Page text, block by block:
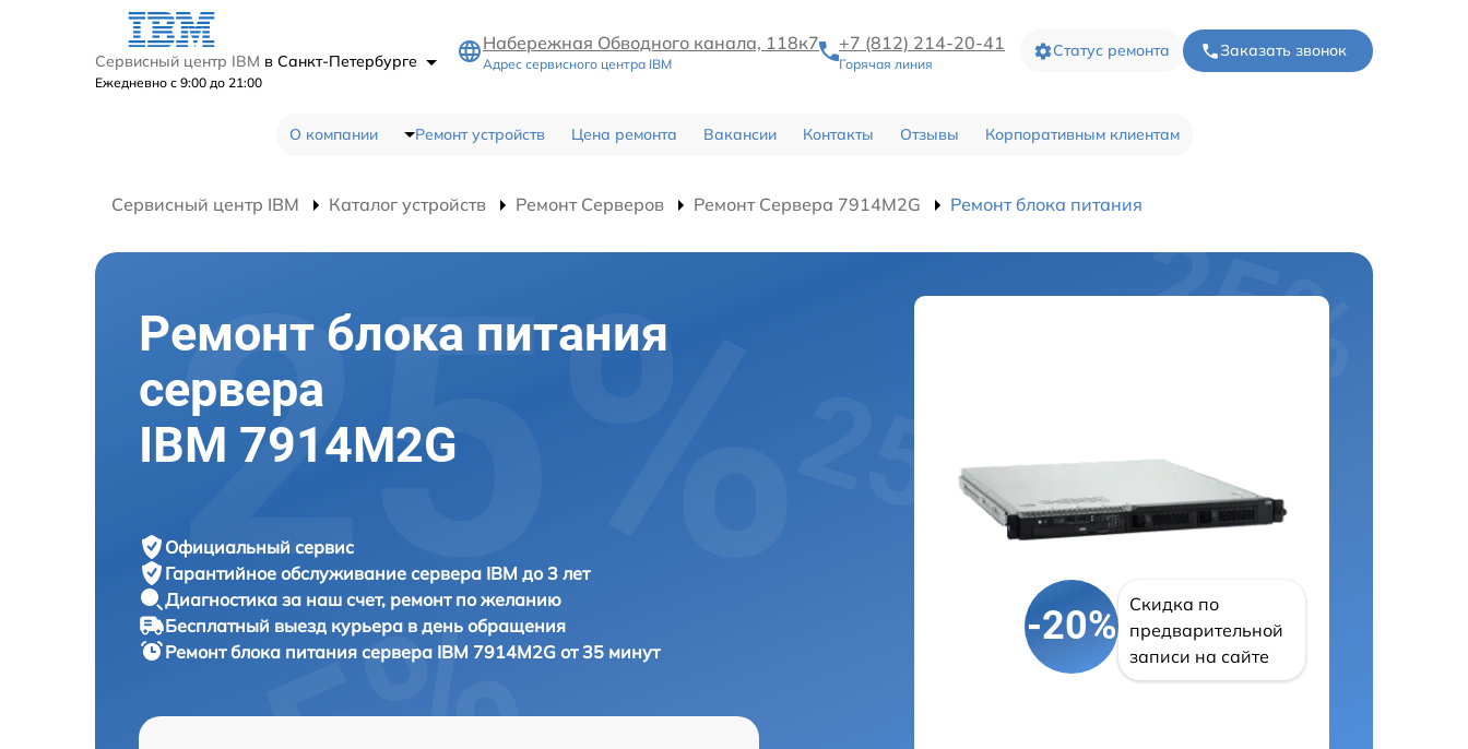
Сервисный центр IBM в Санкт-Петербурге
Ежедневно с 9:00 до 21:00
Набережная Обводного канала, 118к7
Адрес сервисного центра IBM
+7 (812) 214-20-41
Горячая линия
Статус ремонта Заказать звонок
О компании Ремонт устройств Цена ремонта Вакансии Контакты Отзывы Корпоративным клиентам
Сервисный центр IBM Каталог устройств Ремонт Серверов Ремонт Сервера 7914M2G Ремонт блока питания
Ремонт блока питания
сервера
IBM 7914M2G
Официальный сервис
Гарантийное обслуживание сервера IBM до 3 лет
Диагностика за наш счет, ремонт по желанию
Бесплатный выезд курьера в день обращения
Ремонт блока питания сервера IBM 7914M2G от 35 минут
-20%
Скидка по
предварительной
записи на сайте